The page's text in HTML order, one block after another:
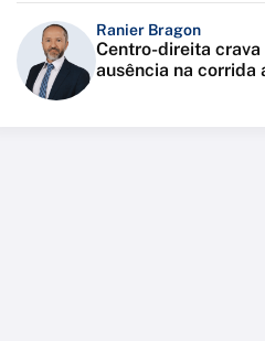
Ranier Bragon
Centro-direita crava
ausência na corrida